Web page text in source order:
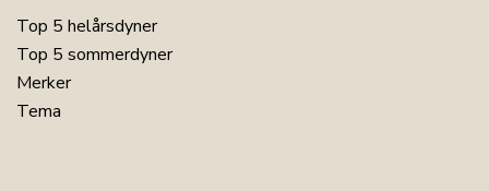
Top 5 helårsdyner
Top 5 sommerdyner
Merker
Tema